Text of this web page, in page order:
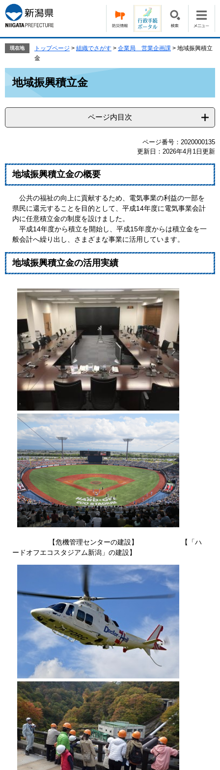
ー
ジ
の
で
ニ
ュ
ー
ば
本
文
現在地 トップページ > 組織でさがす > 企業局 営業企画課 > 地域振興積立
金
地域振興積立金
ページ内目次
ページ番号：2020000135
更新日：2026年4月1日更新
地域振興積立金の概要
公共の福祉の向上に貢献するため、電気事業の利益の一部を
県民に還元することを目的として、平成14年度に電気事業会計
内に任意積立金の制度を設けました。
平成14年度から積立を開始し、平成15年度からは積立金を一
般会計へ繰り出し、さまざまな事業に活用しています。
地域振興積立金の活用実績
【危機管理センターの建設】 【「ハ
ードオフエコスタジアム新潟」の建設】